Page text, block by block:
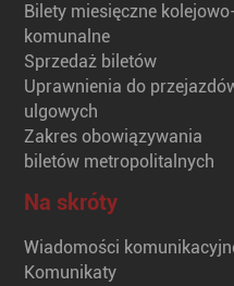
Bilety miesięczne
komunalne
Sprzedaż biletów
Uprawnienia do
ulgowych
Zakres obowiązywania
biletów metropolitalnych
Na skróty
Wiadomości
Komunikaty